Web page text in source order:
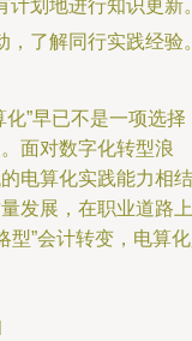
计划地进行知识更新
，了解同行实践经验
”早已不是一项选择
面对数字化转型浪
电算化实践能力相结
发展，在职业道路上
型”会计转变，电算